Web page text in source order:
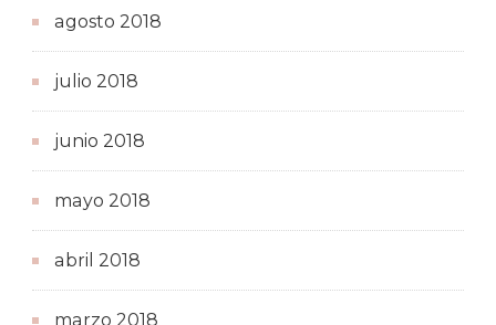
agosto 2018
julio 2018
junio 2018
mayo 2018
abril 2018
marzo 2018